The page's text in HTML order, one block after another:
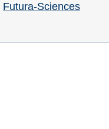
Futura-Sciences